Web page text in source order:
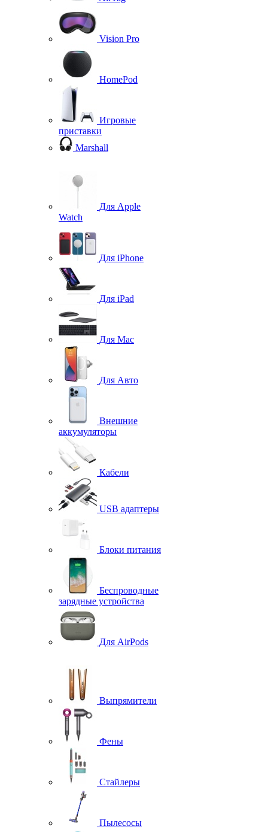
Vision Pro
HomePod
Игровые
приставки
Marshall
Для Apple
Watch
Для iPhone
Для iPad
Для Mac
Для Авто
Внешние
аккумуляторы
Кабели
USB адаптеры
Блоки питания
Беспроводные
зарядные устройства
Для AirPods
Выпрямители
Фены
Стайлеры
Пылесосы